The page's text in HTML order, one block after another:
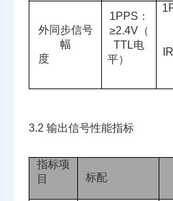
外同步信号
幅
度
1PPS ：
≥2.4V （
TTL电
平）
3.2 输出信号性能指标
指标项
目
标配